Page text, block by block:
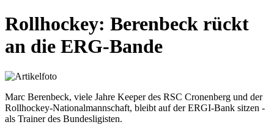
Rollhockey: Berenbeck rückt
an die ERG-Bande
Marc Berenbeck, viele Jahre Keeper des RSC Cronenberg und der
Rollhockey-Nationalmannschaft, bleibt auf der ERGI-Bank sitzen -
als Trainer des Bundesligisten.